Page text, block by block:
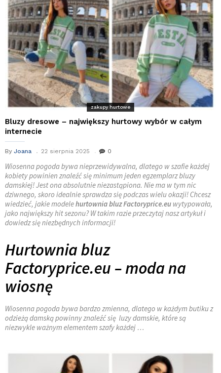
zakupy hurtowe
Bluzy dresowe – największy hurtowy wybór w całym
internecie
By Joana 22 sierpnia 2025 0
Wiosenna pogoda bywa nieprzewidywalna, dlatego w szafie każdej
kobiety powinien znaleźć się minimum jeden egzemplarz bluzy
damskiej! Jest ona absolutnie niezastąpiona. Nie ma w tym nic
dziwnego, skoro idealnie sprawdza się podczas wielu okazji! Chcesz
wiedzieć, jakie modelehurtownia bluz Factoryprice.eu wytypowała,
jako największy hit sezonu? W takim razie przeczytaj nasz artykuł i
dowiedz się niezbędnych informacji!
Hurtownia bluz
Factoryprice.eu – moda na
wiosnę
Wiosenna pogoda bywa bardzo zmienna, dlatego w każdym butiku z
odzieżą damską powinny znaleźć się luzy damskie, które są
niezwykle ważnym elementem szafy każdej …